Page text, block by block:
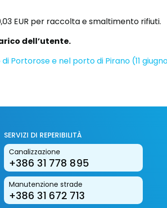
EUR per raccolta e smaltimento rifiuti.
dell’utente.
Portorose e nel porto di Pirano (11
SERVIZI DI REPERIBILITÀ
Canalizzazione
+386 31 778 895
Manutenzione strade
+386 31 672 713